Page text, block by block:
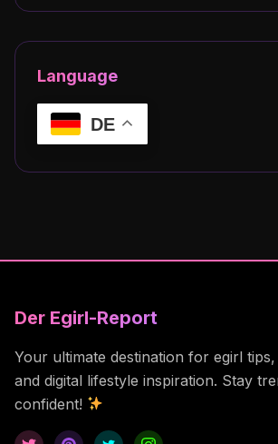
Language
DE
Der Egirl-Report
Your ultimate destination for egirl
and digital lifestyle inspiration. Stay
confident!